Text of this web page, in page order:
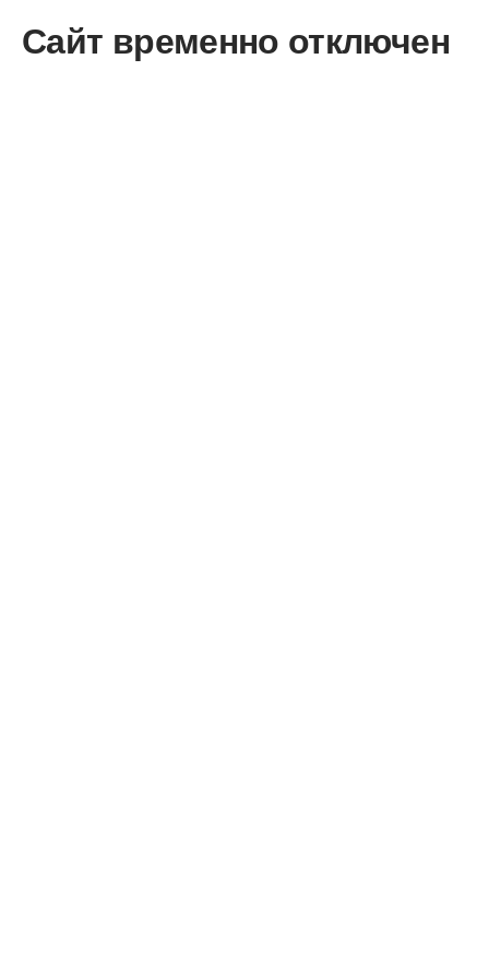
Сайт временно отключен